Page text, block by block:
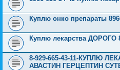
Куплю онко препараты
Куплю лекарства ДОРОГО
8-929-665-43-11-КУПЛЮ
АВАСТИН ГЕРЦЕПТИН